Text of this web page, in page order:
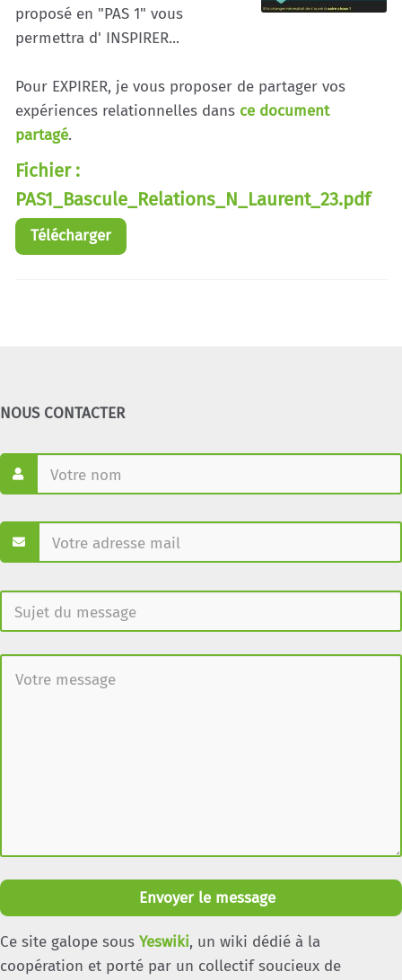
proposé en "PAS 1" vous
permettra d' INSPIRER...
Pour EXPIRER, je vous proposer de partager vos
expériences relationnelles dans ce document
partagé.
Fichier :
PAS1_Bascule_Relations_N_Laurent_23.pdf
Télécharger
NOUS CONTACTER
Envoyer le message
Ce site galope sous Yeswiki, un wiki dédié à la
coopération et porté par un collectif soucieux de